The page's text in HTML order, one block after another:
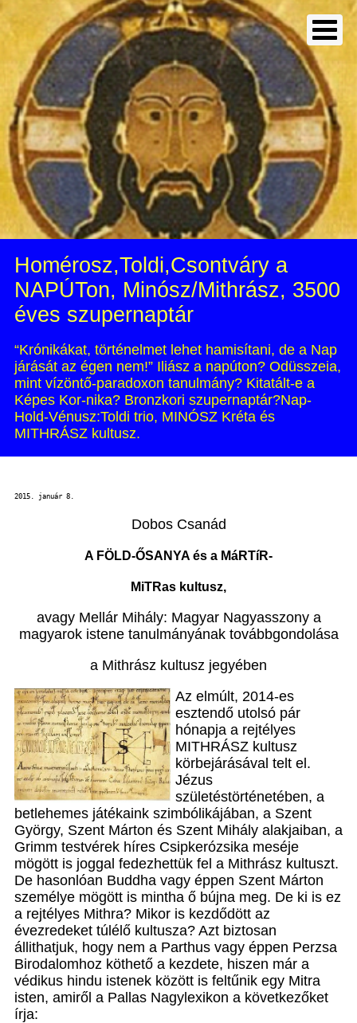
Homérosz,Toldi,Csontváry a
NAPÚTon, Minósz/Mithrász, 3500
éves szupernaptár
“Krónikákat, történelmet lehet hamisítani, de a Nap
járását az égen nem!” Iliász a napúton? Odüsszeia,
mint vízöntő-paradoxon tanulmány? Kitatált-e a
Képes Kor-nika? Bronzkori szupernaptár?Nap-
Hold-Vénusz:Toldi trio, MINÓSZ Kréta és
MITHRÁSZ kultusz.
2015. január 8.
Dobos Csanád
A FÖLD-ŐSANYA és a MáRTíR-
MiTRas kultusz,
avagy Mellár Mihály: Magyar Nagyasszony a
magyarok istene tanulmányának továbbgondolása
a Mithrász kultusz jegyében
Az elmúlt, 2014-es
esztendő utolsó pár
hónapja a rejtélyes
MITHRÁSZ kultusz
körbejárásával telt el.
Jézus
születéstörténetében, a
betlehemes játékaink szimbólikájában, a Szent
György, Szent Márton és Szent Mihály alakjaiban, a
Grimm testvérek híres Csipkerózsika meséje
mögött is joggal fedezhettük fel a Mithrász kultuszt.
De hasonlóan Buddha vagy éppen Szent Márton
személye mögött is mintha ő bújna meg. De ki is ez
a rejtélyes Mithra? Mikor is kezdődött az
évezredeket túlélő kultusza? Azt biztosan
állithatjuk, hogy nem a Parthus vagy éppen Perzsa
Birodalomhoz köthető a kezdete, hiszen már a
védikus hindu istenek között is feltűnik egy Mitra
isten, amiről a Pallas Nagylexikon a következőket
írja: